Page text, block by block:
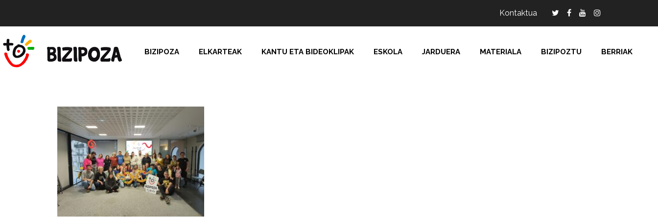
Kontaktua
BIZIPOZA ELKARTEAK KANTU ETA BIDEOKLIPAK ESKOLA JARDUERA MATERIALA BIZIPOZTU BERRIAK